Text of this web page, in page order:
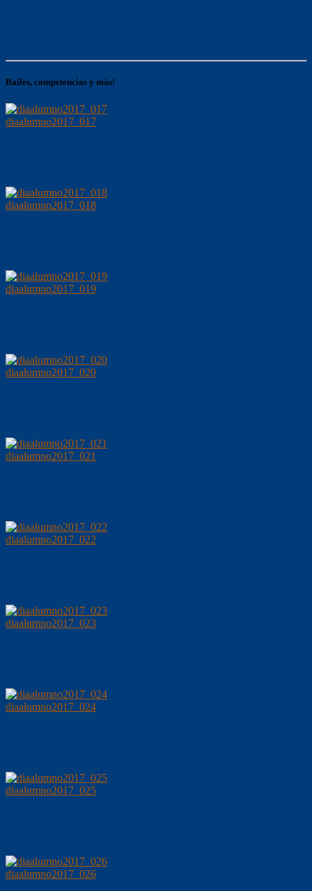
Bailes, competencias y más!
diaalumno2017_017
diaalumno2017_018
diaalumno2017_019
diaalumno2017_020
diaalumno2017_021
diaalumno2017_022
diaalumno2017_023
diaalumno2017_024
diaalumno2017_025
diaalumno2017_026